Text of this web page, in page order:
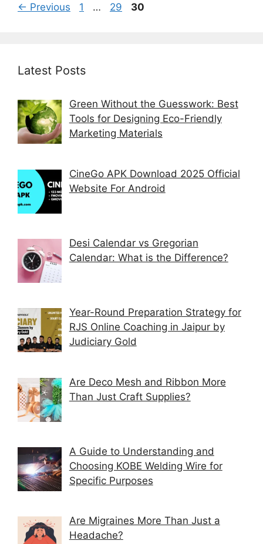
← Previous Page
1 … Page
29 Page
30
Latest Posts
Green Without the Guesswork: Best
Tools for Designing Eco-Friendly
Marketing Materials
CineGo APK Download 2025 Official
Website For Android
Desi Calendar vs Gregorian
Calendar: What is the Difference?
Year-Round Preparation Strategy for
RJS Online Coaching in Jaipur by
Judiciary Gold
Are Deco Mesh and Ribbon More
Than Just Craft Supplies?
A Guide to Understanding and
Choosing KOBE Welding Wire for
Specific Purposes
Are Migraines More Than Just a
Headache?